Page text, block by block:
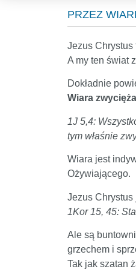
PRZEZ
Jezus Chrystus
A my ten świat
Dokładnie
Wiara
1J 5,4:
tym właśnie
Wiara jest
Ożywiającego.
Jezus Chrystus
1Kor 15, 45:
Ale są
grzechem i
Tak jak szatan